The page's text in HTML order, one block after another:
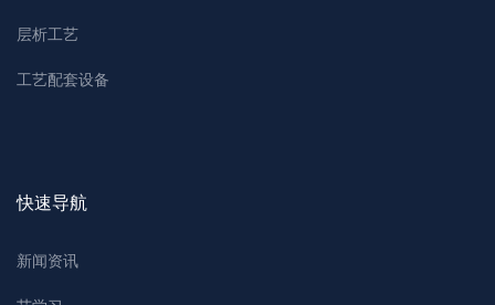
层析工艺
工艺配套设备
快速导航
新闻资讯